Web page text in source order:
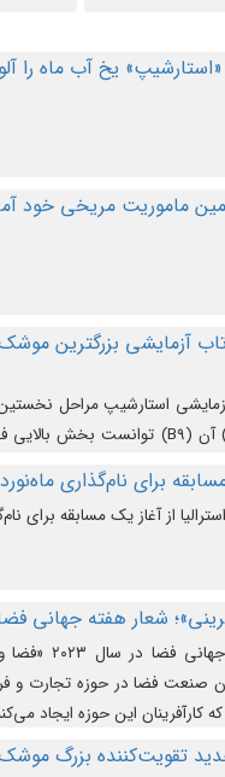
یخ آب ماه را
ماموریت مریخی خود
استارشیپ مراحل
مکانیزم جدید با موفقیت از آن
برای نام‌گذاری ماه‌نورد
از آغاز یک مسابقه برای
شعار هفته جهانی فضا
موضوع
صنعت فضا در حوزه تجارت و
کارآفرینان این حوزه ایجاد
تقویت‌کننده بزرگ